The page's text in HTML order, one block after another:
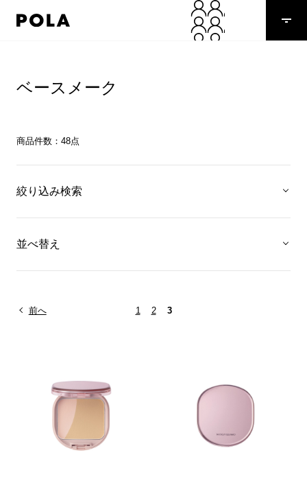
ベースメーク
商品件数： 48点
絞り込み検索
並べ替え
前へ 1 2 3